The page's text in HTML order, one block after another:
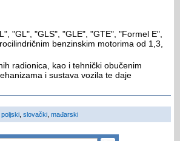
"GL", "GLS", "GLE", "GTE", "Formel E",
benzinskim motorima od 1,3,
radionica, kao i tehnički obučenim
i sustava vozila te daje
poljski slovački mađarski